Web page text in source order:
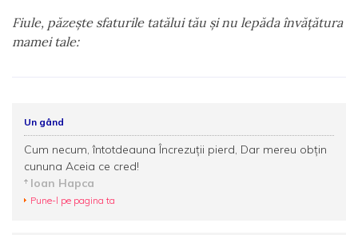
Fiule, păzeşte sfaturile tatălui tău şi nu lepăda învăţătura
mamei tale:
Un gând
Cum necum, întotdeauna Încrezuții pierd, Dar mereu obțin
cununa Aceia ce cred!
Ioan Hapca
Pune-l pe pagina ta